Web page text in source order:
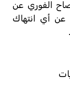
الفوري عن
عن أي انتهاك